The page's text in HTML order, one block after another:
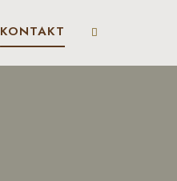
KONTAKT